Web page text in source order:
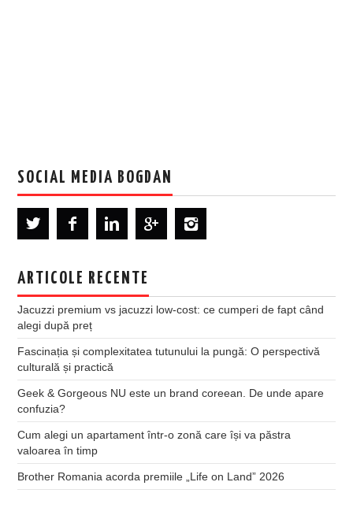
SOCIAL MEDIA BOGDAN
ARTICOLE RECENTE
Jacuzzi premium vs jacuzzi low-cost: ce cumperi de fapt când
alegi după preț
Fascinația și complexitatea tutunului la pungă: O perspectivă
culturală și practică
Geek & Gorgeous NU este un brand coreean. De unde apare
confuzia?
Cum alegi un apartament într-o zonă care își va păstra
valoarea în timp
Brother Romania acorda premiile „Life on Land” 2026